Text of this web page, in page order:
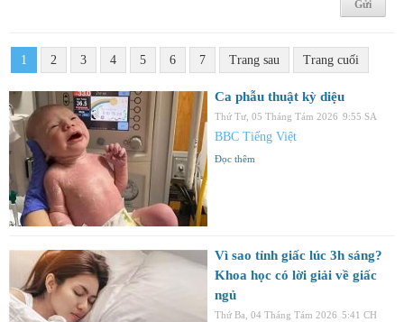
1 2 3 4 5 6 7 Trang sau Trang cuối
Ca phẫu thuật kỳ diệu
Thứ Tư, 05 Tháng Tám 2026 9:55 SA
BBC Tiếng Việt
Đọc thêm
Vì sao tỉnh giấc lúc 3h sáng?
Khoa học có lời giải về giấc
ngủ
Thứ Ba, 04 Tháng Tám 2026 5:41 CH